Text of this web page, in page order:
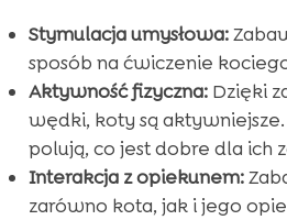
Stymulacja umysłowa:
sposób na ćwiczenie
Aktywność fizyczna:Dzięki
wędki, koty są aktywniejsze.
polują, co jest dobre dla ich
Interakcja z opiekunem:
zarówno kota, jak i jego